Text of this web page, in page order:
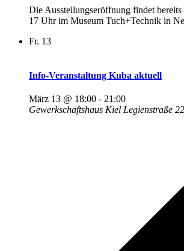
Die Ausstellungseröffnung findet
17 Uhr im Museum Tuch+Technik in
Fr. 13
Info-Veranstaltung Kuba aktuell
März 13 @ 18:00 - 21:00
Gewerkschaftshaus Kiel Legienstraße